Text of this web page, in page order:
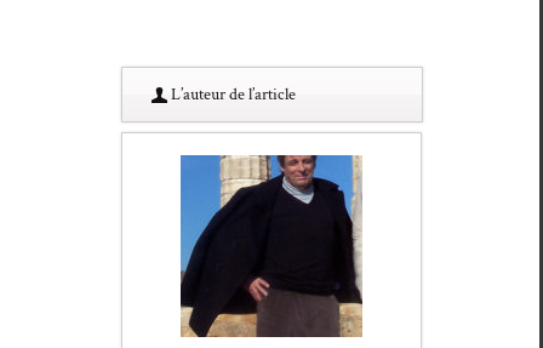
L’au­teur de l’article